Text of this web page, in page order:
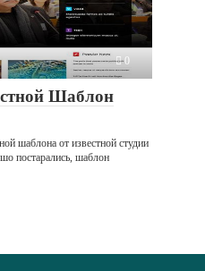
0
Шаблон
шаблона от известной студии
постарались, шаблон